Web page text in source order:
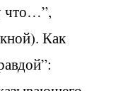
что…”,
Как